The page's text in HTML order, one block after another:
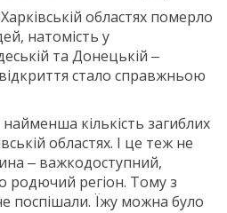
областях померло
натомість у
та Донецькій ‒
стало справжньою
кількість загиблих
областях. І це теж не
‒ важкодоступний,
родючий регіон. Тому з
поспішали. Їжу можна було